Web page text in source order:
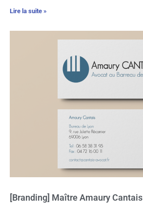
Lire la suite »
[Branding] Maître Amaury Cantais